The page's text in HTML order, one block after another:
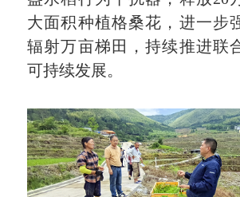
大面积种植格桑花，进一步
辐射万亩梯田，持续推进联
可持续发展。